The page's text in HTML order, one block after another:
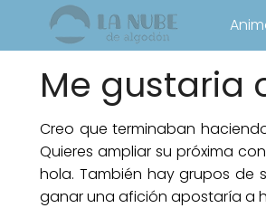
Me gustaria
Creo que terminaban
Quieres ampliar su próxima
hola. También hay grupos de
ganar una afición apostaría a